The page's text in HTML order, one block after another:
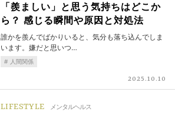
「羨ましい」と思う気持ちはどこか
ら？ 感じる瞬間や原因と対処法
誰かを羨んでばかりいると、気分も落ち込んでしま
います。嫌だと思いつ…
人間関係
2025.10.10
LIFESTYLE メンタルヘルス